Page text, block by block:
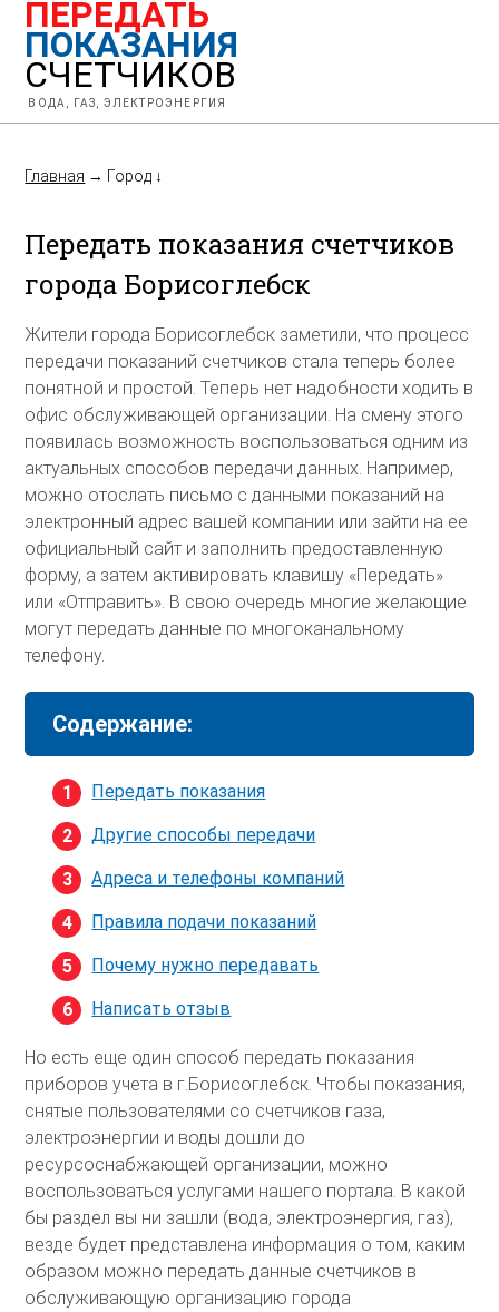
ПЕРЕДАТЬ
ПОКАЗАНИЯ
СЧЕТЧИКОВ
ВОДА, ГАЗ, ЭЛЕКТРОЭНЕРГИЯ
Главная → Город ↓
Передать показания счетчиков
города Борисоглебск
Жители города Борисоглебск заметили, что процесс
передачи показаний счетчиков стала теперь более
понятной и простой. Теперь нет надобности ходить в
офис обслуживающей организации. На смену этого
появилась возможность воспользоваться одним из
актуальных способов передачи данных. Например,
можно отослать письмо с данными показаний на
электронный адрес вашей компании или зайти на ее
официальный сайт и заполнить предоставленную
форму, а затем активировать клавишу «Передать»
или «Отправить». В свою очередь многие желающие
могут передать данные по многоканальному
телефону.
Содержание:
Передать показания
Другие способы передачи
Адреса и телефоны компаний
Правила подачи показаний
Почему нужно передавать
Написать отзыв
Но есть еще один способ передать показания
приборов учета в г.Борисоглебск. Чтобы показания,
снятые пользователями со счетчиков газа,
электроэнергии и воды дошли до
ресурсоснабжающей организации, можно
воспользоваться услугами нашего портала. В какой
бы раздел вы ни зашли (вода, электроэнергия, газ),
везде будет представлена информация о том, каким
образом можно передать данные счетчиков в
обслуживающую организацию города